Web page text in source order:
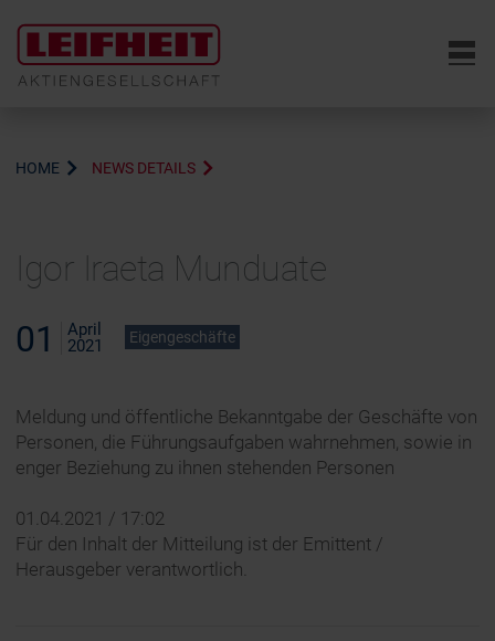
6
HOME NEWS DETAILS
Igor Iraeta Munduate
01
April
2021
Eigengeschäfte
Meldung und öffentliche Bekanntgabe der Geschäfte von
Personen, die Führungsaufgaben wahrnehmen, sowie in
enger Beziehung zu ihnen stehenden Personen
01.04.2021 / 17:02
Für den Inhalt der Mitteilung ist der Emittent /
Herausgeber verantwortlich.